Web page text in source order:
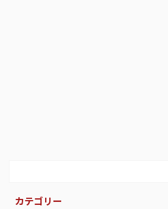
カテゴリー